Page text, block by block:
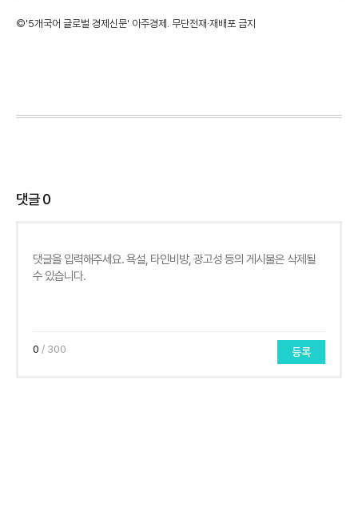
©'5개국어 글로벌 경제신문' 아주경제. 무단전재·재배포 금지
댓글0
0 / 300 등록